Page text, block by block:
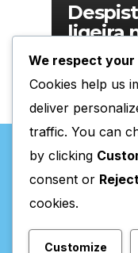
ligeira
junto
do
We respect
Cookies help us
deliver
traffic. You can
by clicking
consent or
cookies.
Customize